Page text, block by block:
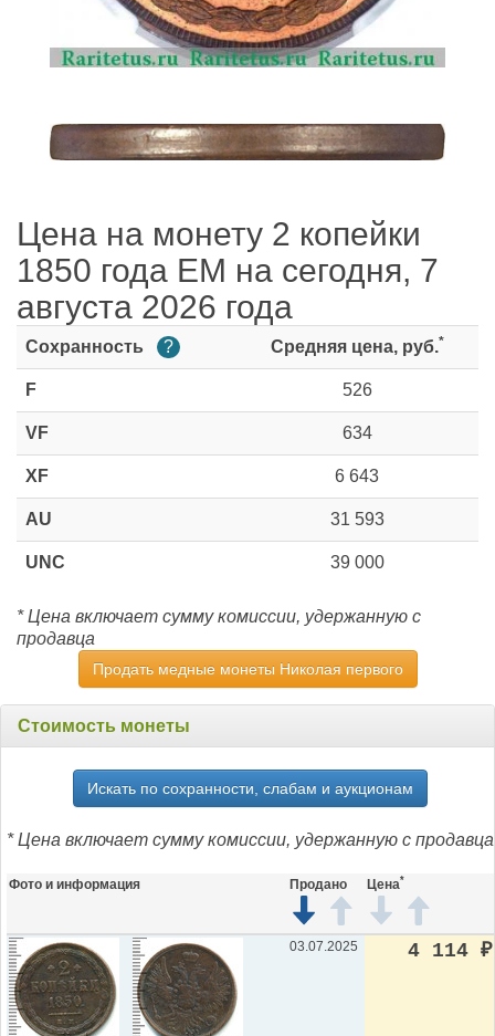
Цена на монету 2 копейки
1850 года ЕМ на сегодня, 7
августа 2026 года
Сохранность ? Средняя цена, руб.*
F 526
VF 634
XF 6 643
AU 31 593
UNC 39 000
* Цена включает сумму комиссии, удержанную с
продавца
Продать медные монеты Николая первого
Стоимость монеты
Искать по сохранности, слабам и аукционам
* Цена включает сумму комиссии, удержанную с продавца
Фото и информация Продано Цена*
03.07.2025 4 114 ₽